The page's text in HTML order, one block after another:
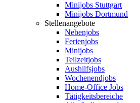
Minijobs Stuttgart
Minijobs Dortmund
Stellenangebote
Nebenjobs
Ferienjobs
Minijobs
Teilzeitjobs
Aushilfsjobs
Wochenendjobs
Home-Office Jobs
Tätigkeitsbereiche